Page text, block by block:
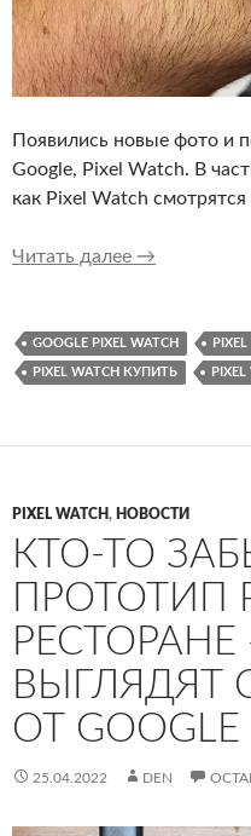
Появились новые фото и
Google, Pixel Watch. В
как Pixel Watch смотрятся
Читать далее Вот так
→
GOOGLE PIXEL WATCH
PIXEL WATCH КУПИТЬ
PIXEL WATCH, НОВОСТИ
КТО-ТО
ПРОТОТИП
РЕСТОРАНЕ
ВЫГЛЯДЯТ
ОТ GOOGLE
25.04.2022 DEN